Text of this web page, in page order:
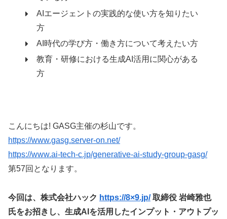
AIエージェントの実践的な使い方を知りたい
方
AI時代の学び方・働き方について考えたい方
教育・研修における生成AI活用に関心がある
方
こんにちは! GASG主催の杉山です。
https://www.gasg.server-on.net/
https://www.ai-tech-c.jp/generative-ai-study-group-gasg/
第57回となります。
今回は、株式会社ハック https://8×9.jp/取締役 岩崎雅也
氏をお招きし、生成AIを活用したインプット・アウトプッ